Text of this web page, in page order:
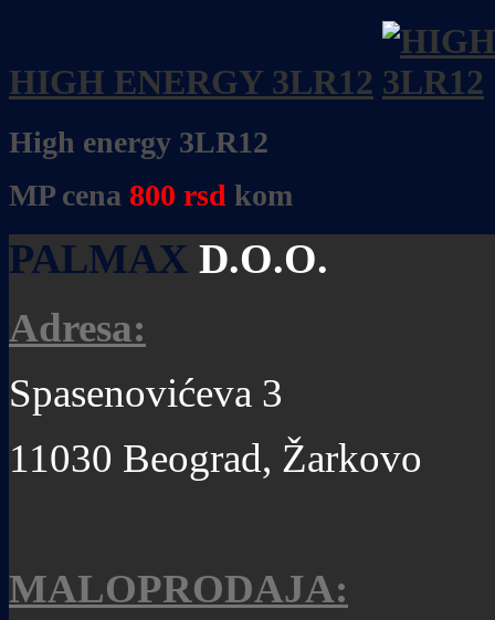
HIGH ENERGY 3LR12
High energy 3LR12
MP cena 800 rsd kom
PALMAX D.O.O.
Adresa:
Spasenovićeva 3
11030 Beograd, Žarkovo
MALOPRODAJA: